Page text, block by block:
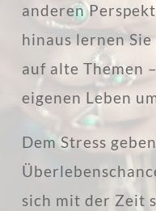
anderen
hinaus lernen
auf alte Themen
eigenen Leben
Dem Stress
sich mit der Zeit